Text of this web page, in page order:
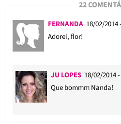
22
FERNANDA 18/02/2014
Adorei, flor!
JU LOPES 18/02/2014
Que bommm Nanda!